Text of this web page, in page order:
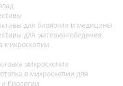
для биологии и медицины
для материаловедения
микроскопии
микроскопии
в микроскопии для
биологии